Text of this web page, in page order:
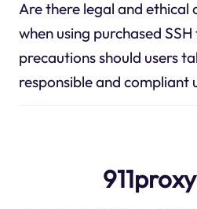
Are there legal and ethical
when using purchased
precautions should users
responsible and compliant